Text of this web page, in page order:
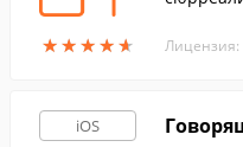
★★★★★
★★★★★ Лицензия:
iOS